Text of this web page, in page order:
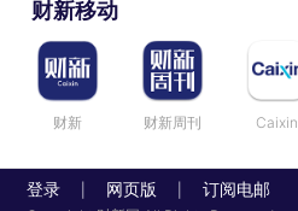
财新移动
财新 财新周刊 Caixin
登录 网页版 订阅电邮